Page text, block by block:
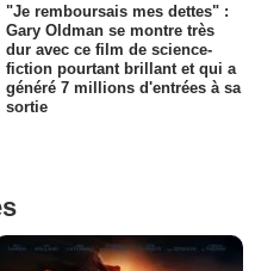
"Je remboursais mes dettes" :
Gary Oldman se montre très
dur avec ce film de science-
fiction pourtant brillant et qui a
généré 7 millions d'entrées à sa
sortie